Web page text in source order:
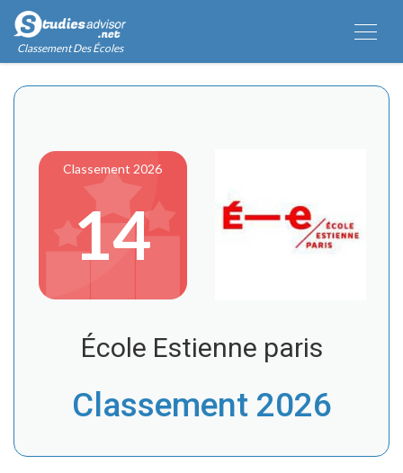
Classement Des Écoles
Classement 2026
14
École Estienne paris
Classement 2026